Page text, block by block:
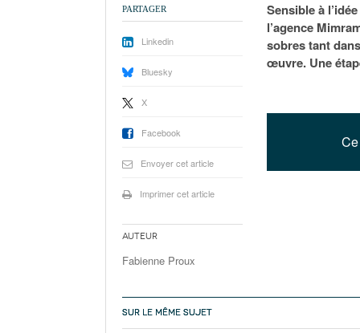
Sensible à
l’agence
sobres tant
œuvre. Une
PARTAGER
Linkedin
Bluesky
X
Facebook
Envoyer cet article
Imprimer cet article
Auteur
Fabienne Proux
SUR LE MÊME SUJET